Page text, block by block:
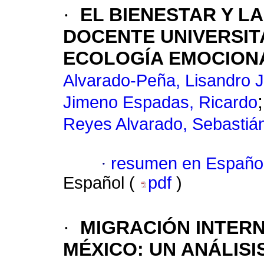
·
EL BIENESTAR Y
DOCENTE
ECOLOGÍA
Alvarado-Peña, Lisandro
Jimeno Espadas, Ricardo
Reyes Alvarado,
· resumen en
Español (
pdf )
·
MIGRACIÓN
MÉXICO: UN